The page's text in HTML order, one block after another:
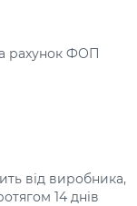
рахунок ФОП
від виробника,
14 днів